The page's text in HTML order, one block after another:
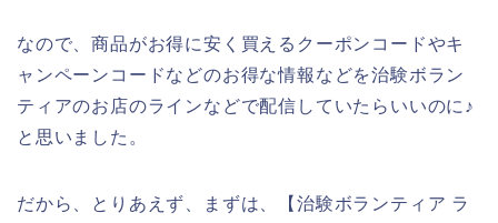
なので、商品がお得に安く買えるクーポンコードやキ
ャンペーンコードなどのお得な情報などを治験ボラン
ティアのお店のラインなどで配信していたらいいのに♪
と思いました。
だから、とりあえず、まずは、【治験ボランティア ラ